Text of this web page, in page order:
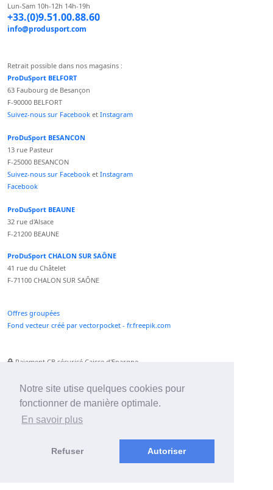
Notre site utise quelques cookies pour
fonctionner de manière optimale.
En savoir plus
Refuser Autoriser
Lun-Sam 10h-12h 14h-19h
+33.(0)9.51.00.88.60
info@produsport.com
Retrait possible dans nos magasins :
ProDuSport BELFORT
63 Faubourg de Besançon
F-90000 BELFORT
Suivez-nous sur Facebook et Instagram
ProDuSport BESANCON
13 rue Pasteur
F-25000 BESANCON
Suivez-nous sur Facebook et Instagram
Facebook
ProDuSport BEAUNE
32 rue d'Alsace
F-21200 BEAUNE
ProDuSport CHALON SUR SAÔNE
41 rue du Châtelet
F-71100 CHALON SUR SAÔNE
Offres groupées
Fond vecteur créé par vectorpocket - fr.freepik.com
Paiement CB sécurisé Caisse d'Epargne
Paiement Paypal accepté